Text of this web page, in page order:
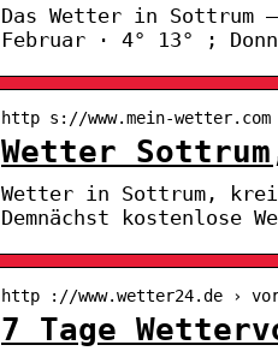
Das Wetter in Sottrum
Februar · 4° 13° ;
http s://www.mein-
Wetter
Wetter in Sottrum,
Demnächst kostenlose
http ://www.wetter24.de ›
7 Tage